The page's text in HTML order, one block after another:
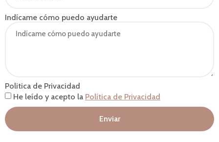
Indícame cómo puedo ayudarte
Politica de Privacidad
He leído y acepto la Política de Privacidad
Enviar